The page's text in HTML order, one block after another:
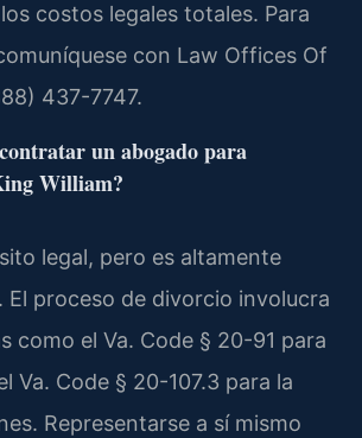
costos legales totales. Para
con Law Offices Of
437-7747.
un abogado para
William?
legal, pero es altamente
El proceso de divorcio involucra
como el Va. Code § 20-91 para
Va. Code § 20-107.3 para la
Representarse a sí mismo